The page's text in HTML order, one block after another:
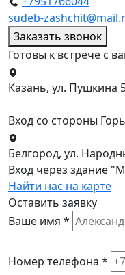
sudeb-
Заказать звонок
Готовы к встрече с
Казань, ул. Пушкина
Вход со стороны
Белгород, ул.
Вход через здание
Найти нас на карте
Оставить заявку
Ваше имя *
Номер телефона *